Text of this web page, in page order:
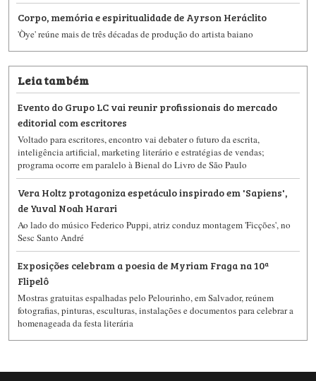
Corpo, memória e espiritualidade de Ayrson Heráclito
'Òye' reúne mais de três décadas de produção do artista baiano
Leia também
Evento do Grupo LC vai reunir profissionais do mercado
editorial com escritores
Voltado para escritores, encontro vai debater o futuro da escrita,
inteligência artificial, marketing literário e estratégias de vendas;
programa ocorre em paralelo à Bienal do Livro de São Paulo
Vera Holtz protagoniza espetáculo inspirado em 'Sapiens',
de Yuval Noah Harari
Ao lado do músico Federico Puppi, atriz conduz montagem 'Ficções', no
Sesc Santo André
Exposições celebram a poesia de Myriam Fraga na 10ª
Flipelô
Mostras gratuitas espalhadas pelo Pelourinho, em Salvador, reúnem
fotografias, pinturas, esculturas, instalações e documentos para celebrar a
homenageada da festa literária